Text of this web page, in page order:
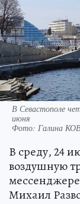
В Севастополе
июня
Фото: Галина
В среду, 24
воздушную
Михаил